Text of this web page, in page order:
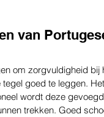
van
om zorgvuldigheid
goed te leggen.
wordt deze
trekken. Goed